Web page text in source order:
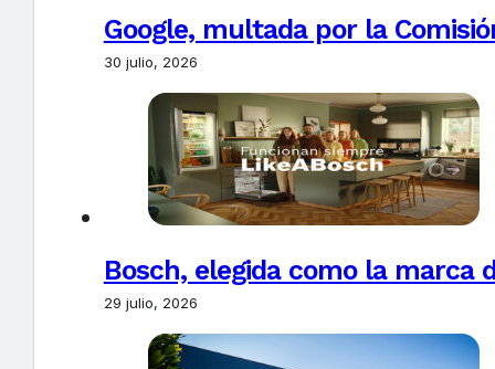
Google, multada por la
30 julio, 2026
Bosch, elegida como la marca
29 julio, 2026